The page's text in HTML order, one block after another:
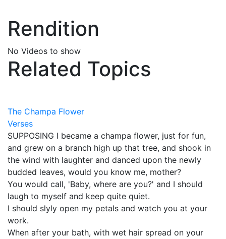
Rendition
No Videos to show
Related Topics
The Champa Flower
Verses
SUPPOSING I became a champa flower, just for fun,
and grew on a branch high up that tree, and shook in
the wind with laughter and danced upon the newly
budded leaves, would you know me, mother?
You would call, 'Baby, where are you?' and I should
laugh to myself and keep quite quiet.
I should slyly open my petals and watch you at your
work.
When after your bath, with wet hair spread on your